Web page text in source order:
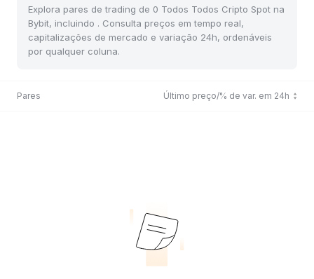
Explora pares de trading de 0 Todos Todos Cripto Spot na
Bybit, incluindo . Consulta preços em tempo real,
capitalizações de mercado e variação 24h, ordenáveis
por qualquer coluna.
Pares Último preço/% de var. em 24h